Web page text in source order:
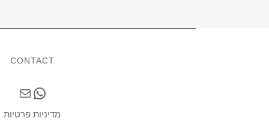
CONTACT
MailWhatsApp
מדיניות פרטיות